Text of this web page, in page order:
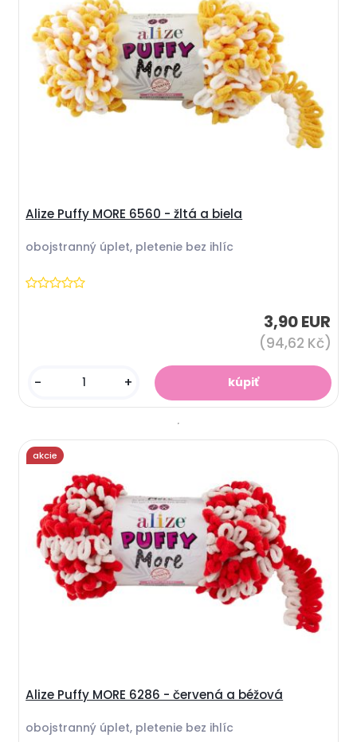
Alize Puffy MORE 6560 - žltá a biela
obojstranný úplet, pletenie bez ihlíc
3,90 EUR
(94,62 Kč)
- +
Alize Puffy MORE 6286 - červená a béžová
obojstranný úplet, pletenie bez ihlíc
akcie